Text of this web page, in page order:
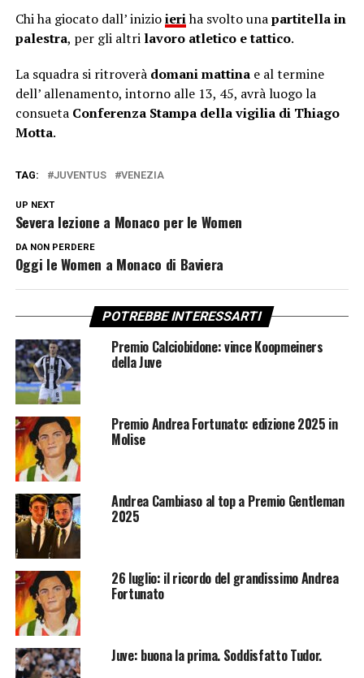
Chi ha giocato dall’ inizioieriha svolto unapartitella in
palestra, per gli altri lavoro atletico e tattico.
La squadra si ritroverà domani mattinae al termine
dell’ allenamento, intorno alle 13, 45, avrà luogo la
consueta Conferenza Stampa della vigilia di Thiago
Motta.
TAG: JUVENTUS VENEZIA
UP NEXT
Severa lezione a Monaco per le Women
DA NON PERDERE
Oggi le Women a Monaco di Baviera
POTREBBE INTERESSARTI
Premio Calciobidone: vince Koopmeiners
della Juve
Premio Andrea Fortunato: edizione 2025 in
Molise
Andrea Cambiaso al top a Premio Gentleman
2025
26 luglio: il ricordo del grandissimo Andrea
Fortunato
Juve: buona la prima. Soddisfatto Tudor.